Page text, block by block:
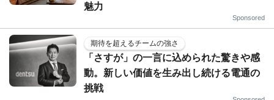
魅力
Sponsored
期待を超えるチームの強さ
「さすが」の一言に込められた驚きや感
動。新しい価値を生み出し続ける電通の
挑戦